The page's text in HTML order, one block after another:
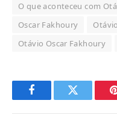
O que aconteceu com
Oscar Fakhoury
Otávio Oscar Fakhoury
FacebookTwitter